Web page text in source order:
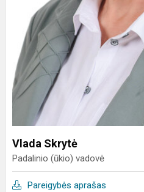
Vlada Skrytė
Padalinio (ūkio) vadovė
Pareigybės aprašas